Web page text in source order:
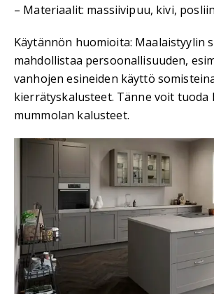
– Materiaalit: massiivipuu, kivi,
Käytännön huomioita: Maalaistyylin
mahdollistaa persoonallisuuden,
vanhojen esineiden käyttö
kierrätyskalusteet. Tänne voit tuoda
mummolan kalusteet.